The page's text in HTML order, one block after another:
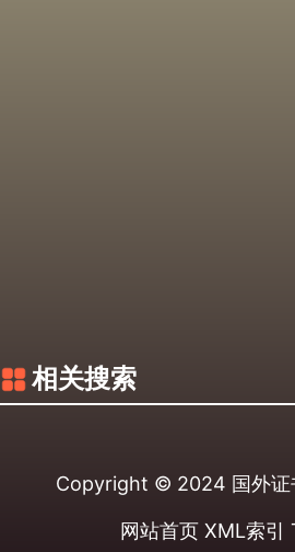
相关搜索
Copyright © 2024 国外
网站首页 XML索引